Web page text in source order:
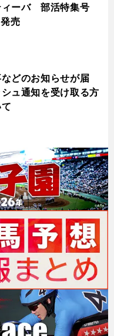
ィーバ 部活特集号
売
どのお知らせが届
ュ通知を受け取る方